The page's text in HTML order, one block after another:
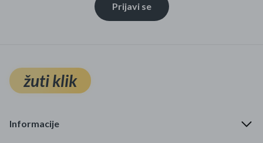
Prijavi se
žuti klik
Informacije